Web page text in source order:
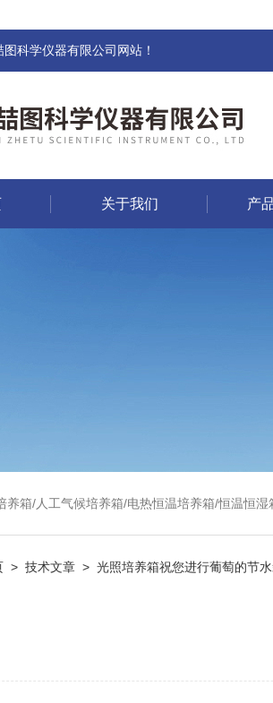
科学仪器有限公司网站！
关于我们 产
/人工气候培养箱/电热恒温培养箱/恒温恒湿箱/光照培养箱/二氧化碳培养箱
> 技术文章 > 光照培养箱祝您进行葡萄的节